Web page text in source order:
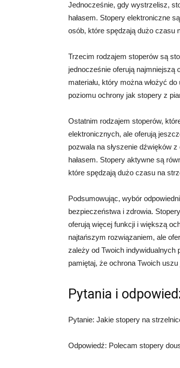
Jednocześnie, gdy wystrzelisz,
hałasem. Stopery elektroniczne
osób, które spędzają dużo czasu
Trzecim rodzajem stoperów są
jednocześnie oferują najmniejszą
materiału, który można włożyć
poziomu ochrony jak stopery z
Ostatnim rodzajem stoperów,
elektronicznych, ale oferują
pozwala na słyszenie dźwięków
hałasem. Stopery aktywne są
które spędzają dużo czasu na
Podsumowując, wybór
bezpieczeństwa i zdrowia.
oferują więcej funkcji i większą
najtańszym rozwiązaniem, ale
zależy od Twoich indywidualnych
pamiętaj, że ochrona Twoich
Pytania i
Pytanie: Jakie stopery na
Odpowiedź: Polecam stopery